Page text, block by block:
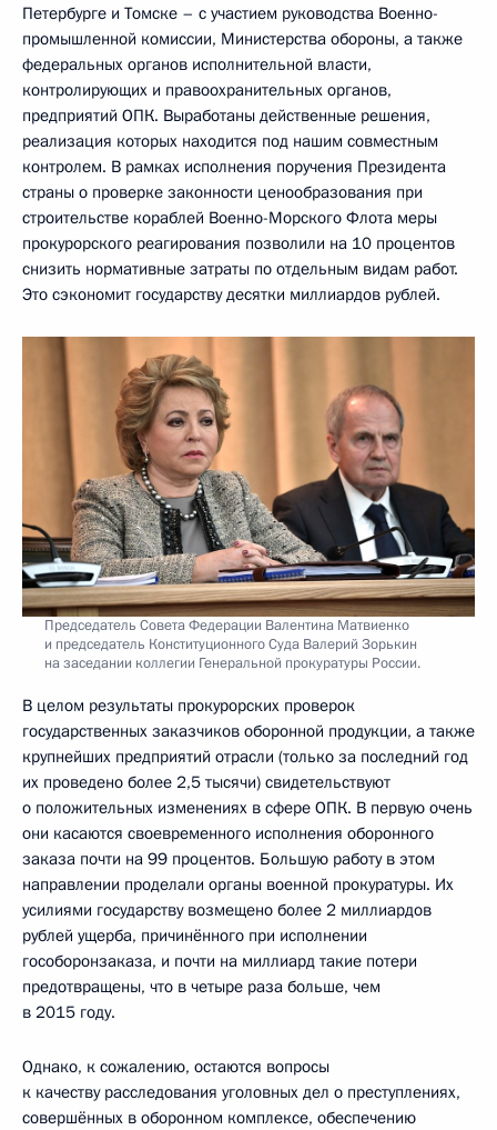
Петербурге и Томске – с участием руководства Военно-
промышленной комиссии, Министерства обороны, а также
федеральных органов исполнительной власти,
контролирующих и правоохранительных органов,
предприятий ОПК. Выработаны действенные решения,
реализация которых находится под нашим совместным
контролем. В рамках исполнения поручения Президента
страны о проверке законности ценообразования при
строительстве кораблей Военно-Морского Флота меры
прокурорского реагирования позволили на 10 процентов
снизить нормативные затраты по отдельным видам работ.
Это сэкономит государству десятки миллиардов рублей.
Председатель Совета Федерации Валентина Матвиенко
и председатель Конституционного Суда Валерий Зорькин
на заседании коллегии Генеральной прокуратуры России.
В целом результаты прокурорских проверок
государственных заказчиков оборонной продукции, а также
крупнейших предприятий отрасли (только за последний год
их проведено более 2,5 тысячи) свидетельствуют
о положительных изменениях в сфере ОПК. В первую очень
они касаются своевременного исполнения оборонного
заказа почти на 99 процентов. Большую работу в этом
направлении проделали органы военной прокуратуры. Их
усилиями государству возмещено более 2 миллиардов
рублей ущерба, причинённого при исполнении
гособоронзаказа, и почти на миллиард такие потери
предотвращены, что в четыре раза больше, чем
в 2015 году.
Однако, к сожалению, остаются вопросы
к качеству расследования уголовных дел о преступлениях,
совершённых в оборонном комплексе, обеспечению